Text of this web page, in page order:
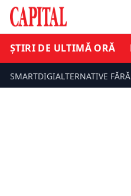
ȘTIRI DE ULTIMĂ ORĂ
SMARTDIGIALTERNATIVE